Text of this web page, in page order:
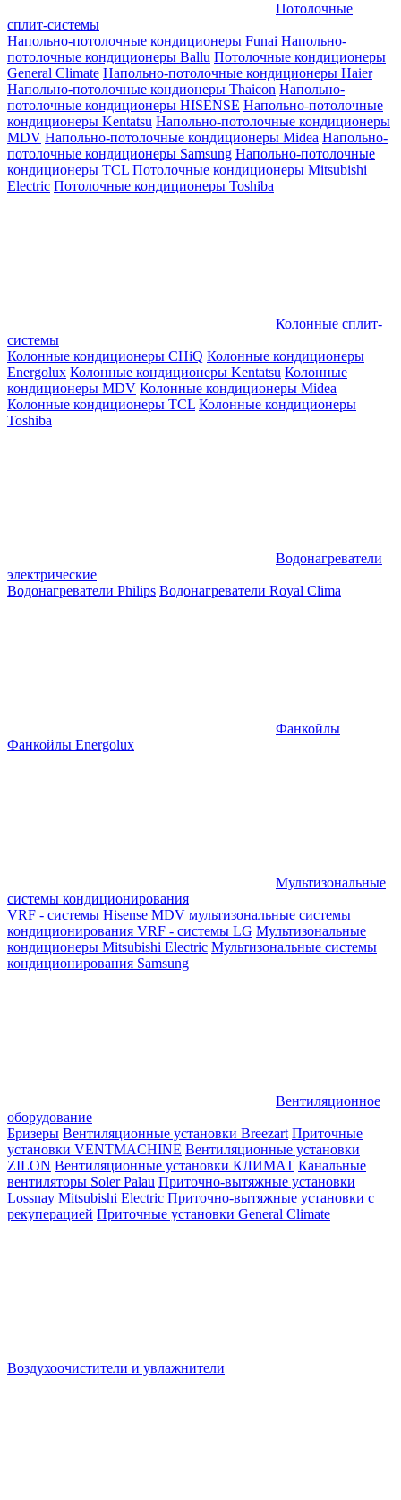
Потолочные
сплит-системы
Напольно-потолочные кондиционеры Funai Напольно-
потолочные кондиционеры Ballu Потолочные кондиционеры
General Climate Напольно-потолочные кондиционеры Haier
Напольно-потолочные кондионеры Thaicon Напольно-
потолочные кондиционеры HISENSE Напольно-потолочные
кондиционеры Kentatsu Напольно-потолочные кондиционеры
MDV Напольно-потолочные кондиционеры Midea Напольно-
потолочные кондиционеры Samsung Напольно-потолочные
кондиционеры TCL Потолочные кондиционеры Mitsubishi
Electric Потолочные кондиционеры Toshiba
Колонные сплит-
системы
Колонные кондиционеры CHiQ Колонные кондиционеры
Energolux Колонные кондиционеры Kentatsu Колонные
кондиционеры MDV Колонные кондиционеры Midea
Колонные кондиционеры TCL Колонные кондиционеры
Toshiba
Водонагреватели
электрические
Водонагреватели Philips Водонагреватели Royal Clima
Фанкойлы
Фанкойлы Energolux
Мультизональные
системы кондиционирования
VRF - системы Hisense MDV мультизональные системы
кондиционирования VRF - системы LG Мультизональные
кондиционеры Mitsubishi Electric Мультизональные системы
кондиционирования Samsung
Вентиляционное
оборудование
Бризеры Вентиляционные установки Breezart Приточные
установки VENTMACHINE Вентиляционные установки
ZILON Вентиляционные установки КЛИМАТ Канальные
вентиляторы Soler Palau Приточно-вытяжные установки
Lossnay Mitsubishi Electric Приточно-вытяжные установки с
рекуперацией Приточные установки General Climate
Воздухоочистители и увлажнители